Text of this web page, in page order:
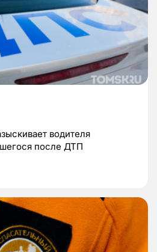
водителя
после ДТП